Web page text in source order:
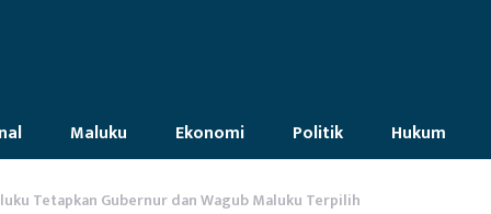
Maluku Ekonomi Politik Hukum
Tetapkan Gubernur dan Wagub Maluku Terpilih